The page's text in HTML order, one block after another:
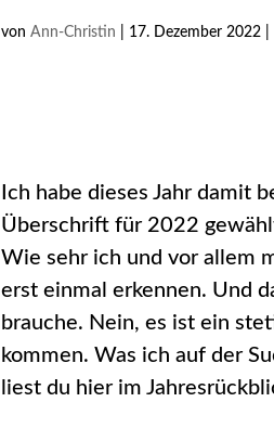
vonAnn-Christin 17. Dezember 2022
Ich habe dieses Jahr damit
Überschrift für 2022
Wie sehr ich und vor allem
erst einmal erkennen. Und
brauche. Nein, es ist ein
kommen. Was ich auf der
liest du hier im